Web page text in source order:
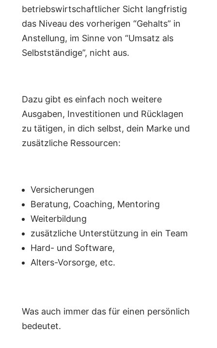
betriebswirtschaftlicher Sicht langfristig
das Niveau des vorherigen “Gehalts” in
Anstellung, im Sinne von “Umsatz als
Selbstständige”, nicht aus.
Dazu gibt es einfach noch weitere
Ausgaben, Investitionen und Rücklagen
zu tätigen, in dich selbst, dein Marke und
zusätzliche Ressourcen:
Versicherungen
Beratung, Coaching, Mentoring
Weiterbildung
zusätzliche Unterstützung in ein Team
Hard- und Software,
Alters-Vorsorge, etc.
Was auch immer das für einen persönlich
bedeutet.